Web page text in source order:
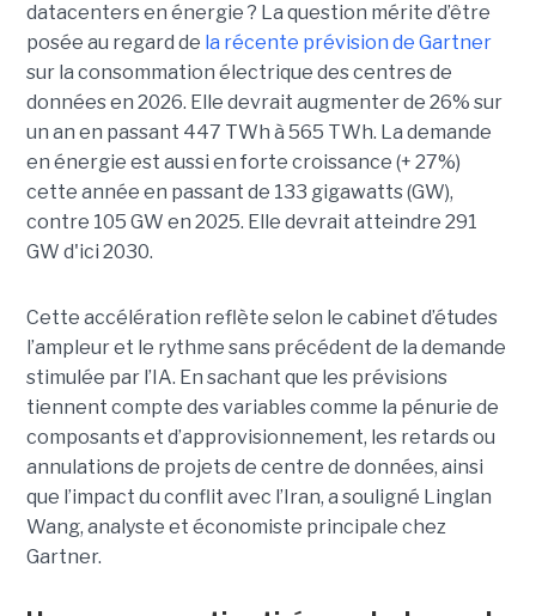
datacenters en énergie ? La question mérite d’être
posée au regard de la récente prévision de Gartner
sur la consommation électrique des centres de
données en 2026. Elle devrait augmenter de 26% sur
un an en passant 447 TWh à 565 TWh. La demande
en énergie est aussi en forte croissance (+ 27%)
cette année en passant de 133 gigawatts (GW),
contre 105 GW en 2025. Elle devrait atteindre 291
GW d'ici 2030.
Cette accélération reflète selon le cabinet d’études
l’ampleur et le rythme sans précédent de la demande
stimulée par l’IA. En sachant que les prévisions
tiennent compte des variables comme la pénurie de
composants et d’approvisionnement, les retards ou
annulations de projets de centre de données, ainsi
que l’impact du conflit avec l’Iran, a souligné Linglan
Wang, analyste et économiste principale chez
Gartner.